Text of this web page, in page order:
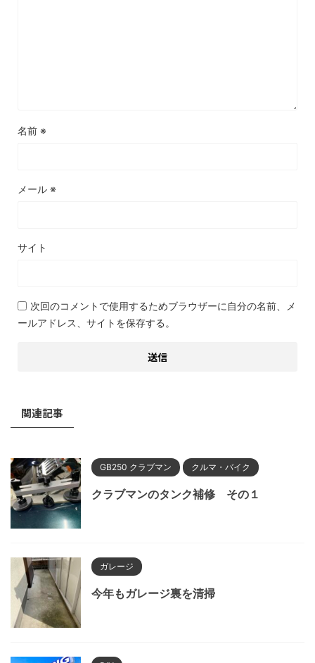
名前 ※
メール ※
サイト
次回のコメントで使用するためブラウザーに自分の名前、メ
ールアドレス、サイトを保存する。
関連記事
GB250 クラブマン クルマ・バイク
クラブマンのタンク補修 その１
ガレージ
今年もガレージ裏を清掃